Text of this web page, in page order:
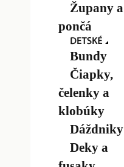
Župany a
pončá
Bundy
Čiapky,
čelenky a
klobúky
Dáždniky
Deky a